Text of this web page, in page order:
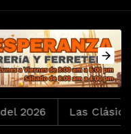
Las Clásicas del